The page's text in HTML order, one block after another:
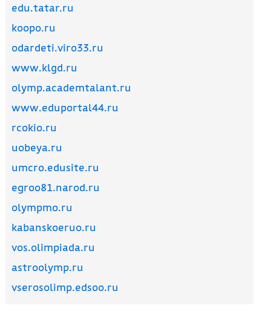
edu.tatar.ru
koopo.ru
odardeti.viro33.ru
www.klgd.ru
olymp.academtalant.ru
www.eduportal44.ru
rcokio.ru
uobeya.ru
umcro.edusite.ru
egroo81.narod.ru
olympmo.ru
kabanskoeruo.ru
vos.olimpiada.ru
astroolymp.ru
vserosolimp.edsoo.ru